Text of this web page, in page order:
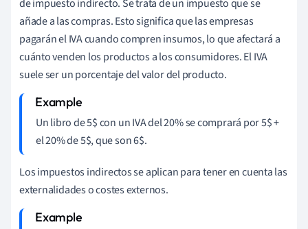
de impuesto indirecto. Se trata de un impuesto que se
añade a las compras. Esto significa que las empresas
pagarán el IVA cuando compren insumos, lo que afectará a
cuánto venden los productos a los consumidores. El IVA
suele ser un porcentaje del valor del producto.
Un libro de 5$ con un IVA del 20% se comprará por 5$ +
el 20% de 5$, que son 6$.
Los impuestos indirectos se aplican para tener en cuenta las
externalidades o costes externos.